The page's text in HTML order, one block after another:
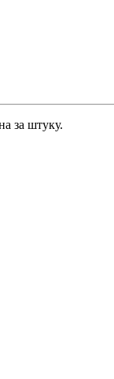
за штуку.